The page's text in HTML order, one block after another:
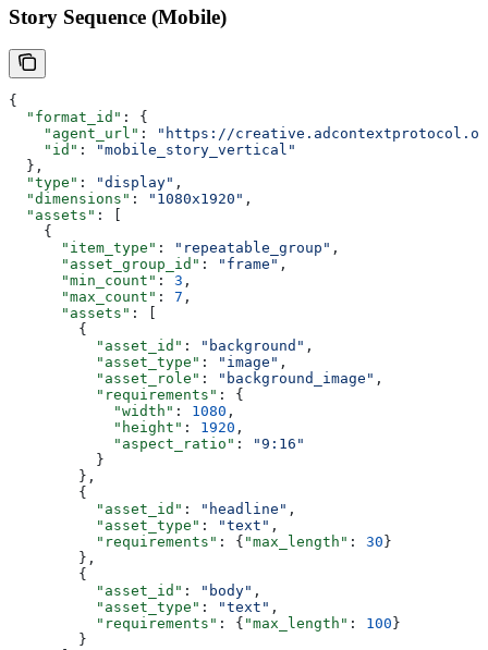
Story Sequence (Mobile)
{
  "format_id"
: {
    "agent_url"
:
"https://
    "id"
:
"mobile_story_vertical"
  },
  "type"
: "display" ,
  "dimensions"
: "1080x1920" ,
  "assets"
: [
    {
      "item_type"
: "repeatable_group" ,
      "asset_group_id"
: "frame" ,
      "min_count"
: 3 ,
      "max_count"
: 7 ,
      "assets"
: [
        {
          "asset_id"
: "background" ,
          "asset_type"
: "image" ,
          "asset_role"
: "background_image" ,
          "requirements"
: {
            "width"
: 1080 ,
            "height"
: 1920 ,
            "aspect_ratio"
:
"9:16"
          }
        },
        {
          "asset_id"
: "headline" ,
          "asset_type"
: "text" ,
          "requirements"
: { "max_length" : 30 }
        },
        {
          "asset_id"
: "body" ,
          "asset_type"
: "text" ,
          "requirements"
: { "max_length" : 100 }
        }